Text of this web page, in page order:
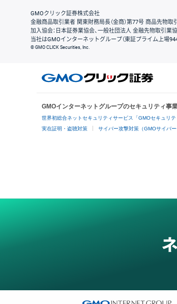
GMOクリック証券株式会社
金融商品取引業者 関東財務局長（金商）第77号 商品先物
加入協会：日本証券業協会、一般社団法人 金融先物取引業
当社はGMOインターネットグループ（東証プライム上場
© GMO CLICK Securities, Inc.
GMOインターネットグループのセキュリティ事
世界初総合ネットセキュリティサービス「GMOセキュリテ
実在証明・盗聴対策 サイバー攻撃対策（GMOサイバ